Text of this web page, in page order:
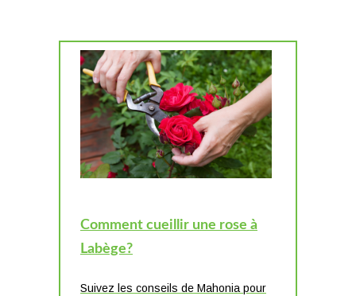
Comment cueillir une rose à
Labège?
Suivez les conseils de Mahonia pour